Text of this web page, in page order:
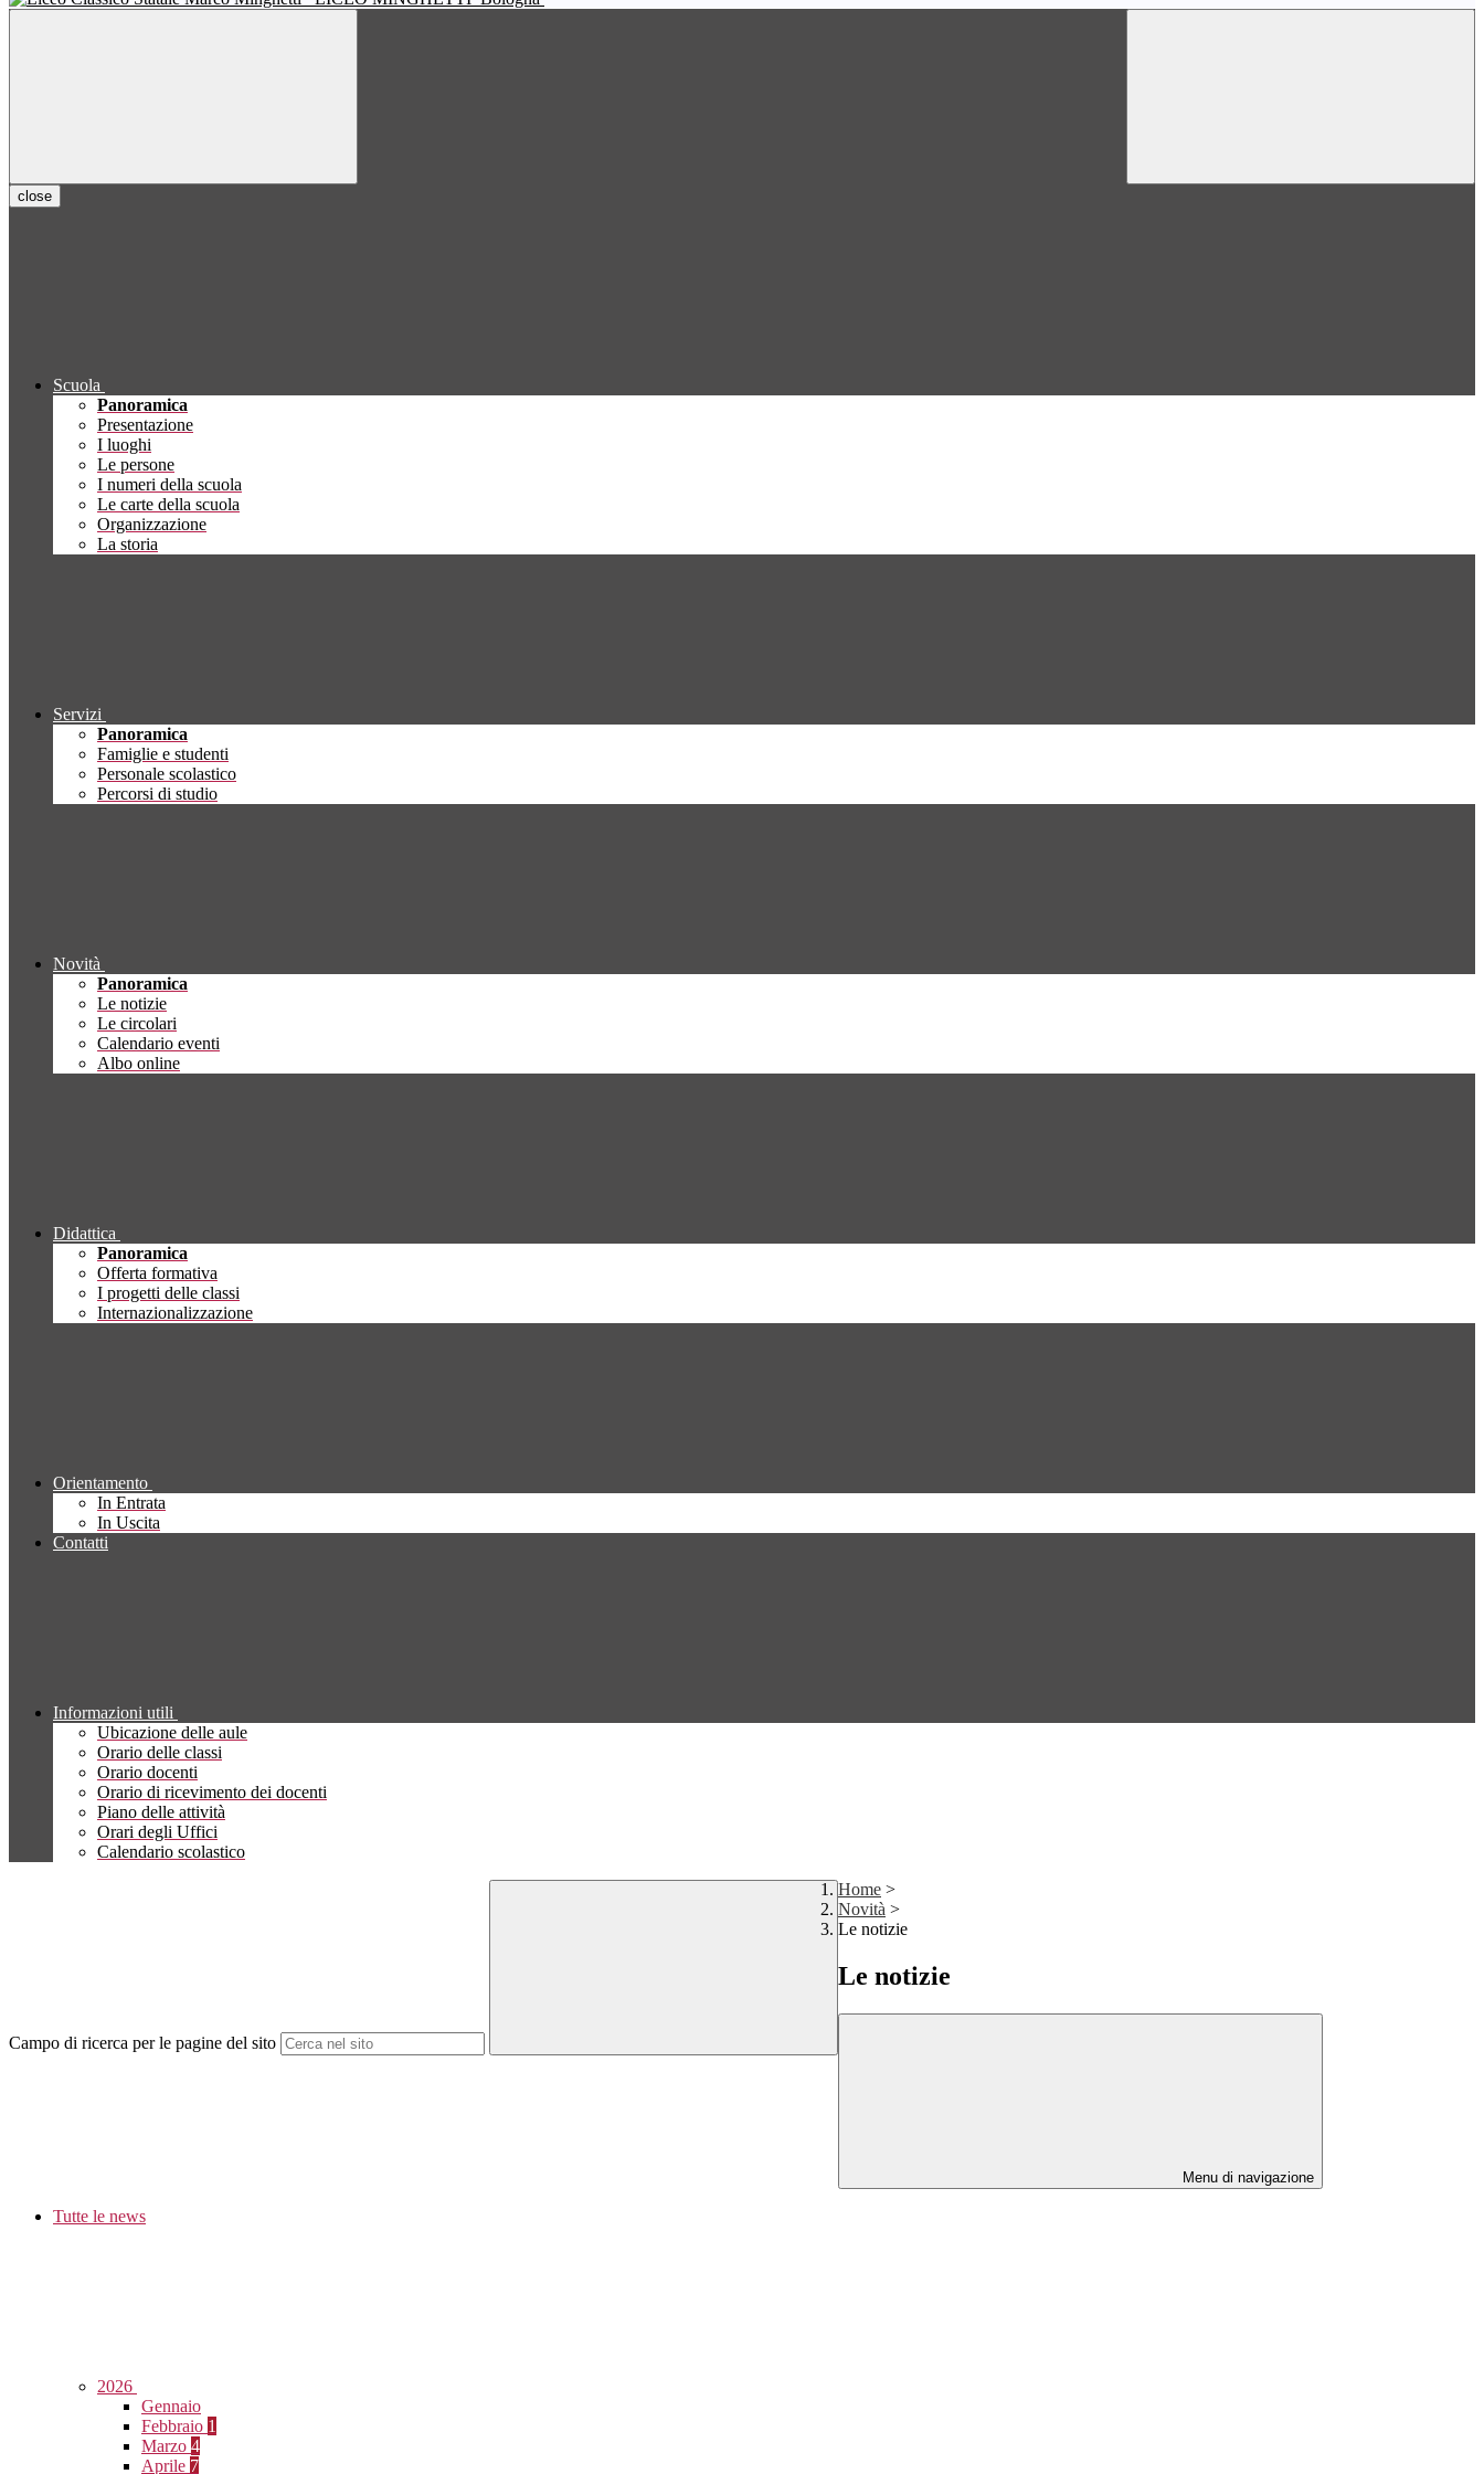
close
Scuola
Panoramica
Presentazione
I luoghi
Le persone
I numeri della scuola
Le carte della scuola
Organizzazione
La storia
Servizi
Panoramica
Famiglie e studenti
Personale scolastico
Percorsi di studio
Novità
Panoramica
Le notizie
Le circolari
Calendario eventi
Albo online
Didattica
Panoramica
Offerta formativa
I progetti delle classi
Internazionalizzazione
Orientamento
In Entrata
In Uscita
Contatti
Informazioni utili
Ubicazione delle aule
Orario delle classi
Orario docenti
Orario di ricevimento dei docenti
Piano delle attività
Orari degli Uffici
Calendario scolastico
Campo di ricerca per le pagine del sito
Home >
Novità >
Le notizie
Le notizie
Menu di navigazione
Tutte le news
2026
Gennaio
Febbraio 1
Marzo 4
Aprile 7